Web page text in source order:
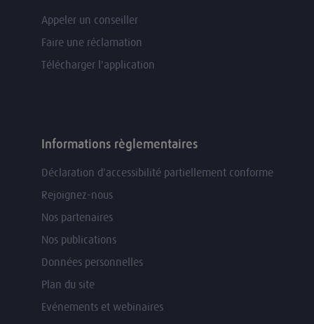
Appeler un conseiller
Faire une réclamation
Télécharger l'application
Informations règlementaires
Déclaration d'accessibilité partiellement conforme
Rejoignez-nous
Nos partenaires
Nos publications
Données personnelles
Plan du site
Evénements et webinaires